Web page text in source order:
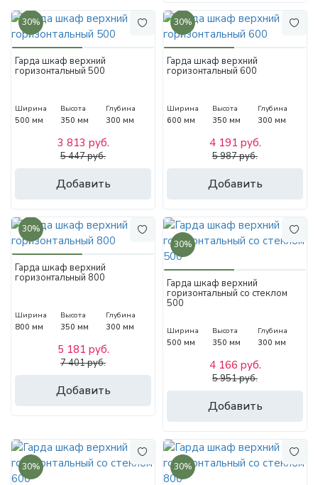
30%
Гарда шкаф верхний
горизонтальный 500
Ширина
500 мм
Высота
350 мм
Глубина
300 мм
Добавить
3 813 руб.
5 447 руб.
30%
Гарда шкаф верхний
горизонтальный 600
Ширина
600 мм
Высота
350 мм
Глубина
300 мм
Добавить
4 191 руб.
5 987 руб.
30%
Гарда шкаф верхний
горизонтальный 800
Ширина
800 мм
Высота
350 мм
Глубина
300 мм
Добавить
5 181 руб.
7 401 руб.
30%
Гарда шкаф верхний
горизонтальный со стеклом
500
Ширина
500 мм
Высота
350 мм
Глубина
300 мм
Добавить
4 166 руб.
5 951 руб.
30% 30%